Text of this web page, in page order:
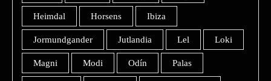
Heimdal Horsens Ibiza
Jormundgander Jutlandia Lel Loki
Magni Modi Odín Palas